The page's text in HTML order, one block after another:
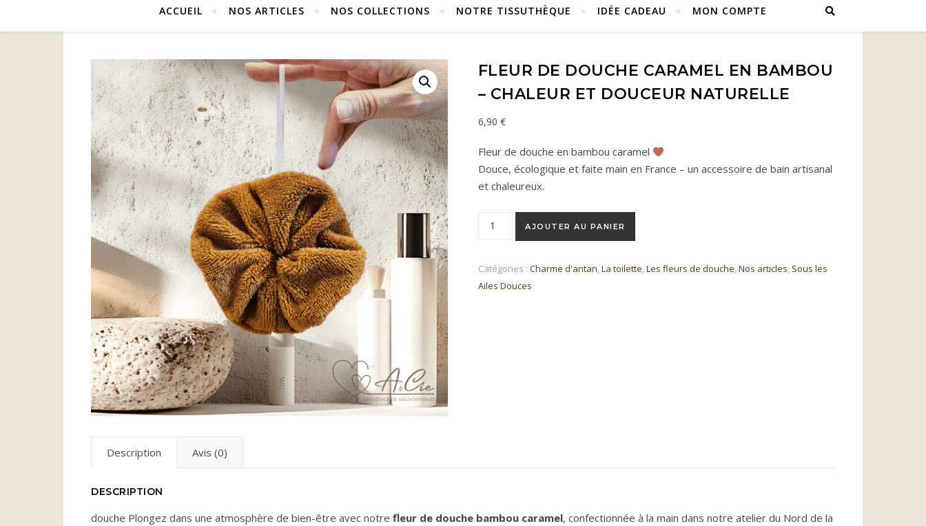
ACCUEIL NOS ARTICLES NOS COLLECTIONS NOTRE TISSUTHÈQUE IDÉE CADEAU MON COMPTE
FLEUR DE DOUCHE CARAMEL EN BAMBOU
– CHALEUR ET DOUCEUR NATURELLE
6,90 €
Fleur de douche en bambou caramel
Douce, écologique et faite main en France – un accessoire de bain artisanal
et chaleureux.
quantité de Fleur de douche caramel en bambou – Chaleur et douceur naturelle
AJOUTER AU PANIER
Catégories : Charme d'antan,La toilette,Les fleurs de douche,Nos articles, Sous les
Ailes Douces
Description Avis (0)
DESCRIPTION
douche Plongez dans une atmosphère de bien-être avec notre fleur de douche bambou caramel, confectionnée à la main dans notre atelier du Nord de la